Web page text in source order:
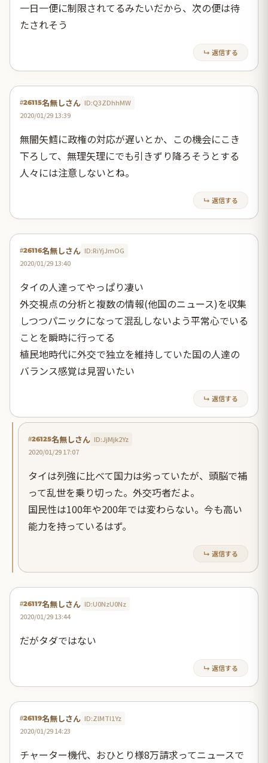
一日一便に制限されてるみたいだから、次の便は待
たされそう
↳ 返信する
#26115名無しさん ID:Q3ZDhhMW
2020/01/29 13:39
無闇矢鱈に政権の対応が遅いとか、この機会にこき
下ろして、無理矢理にでも引きずり降ろそうとする
人々には注意しないとね。
↳ 返信する
#26116名無しさん ID:RiYjJmOG
2020/01/29 13:40
タイの人達ってやっぱり凄い
外交視点の分析と複数の情報(他国のニュース)を収集
しつつパニックになって混乱しないよう平常心でいる
ことを瞬時に行ってる
植民地時代に外交で独立を維持していた国の人達の
バランス感覚は見習いたい
↳ 返信する
#26125名無しさん ID:JjMjk2Yz
2020/01/29 17:07
タイは列強に比べて国力は劣っていたが、頭脳で補
って乱世を乗り切った。外交巧者だよ。
国民性は100年や200年では変わらない。今も高い
能力を持っているはず。
↳ 返信する
#26117名無しさん ID:U0NzU0Nz
2020/01/29 13:44
だがタダではない
↳ 返信する
#26119名無しさん ID:ZlMTI1Yz
2020/01/29 14:23
チャーター機代、おひとり様8万請求ってニュースで